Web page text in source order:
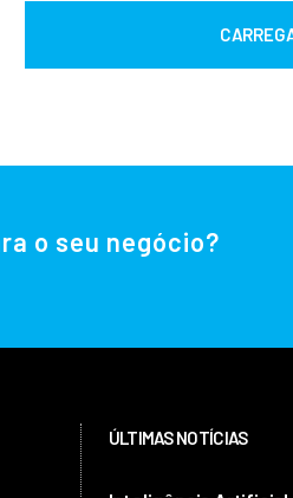
o seu negócio?
ÚLTIMAS NOTÍCIAS